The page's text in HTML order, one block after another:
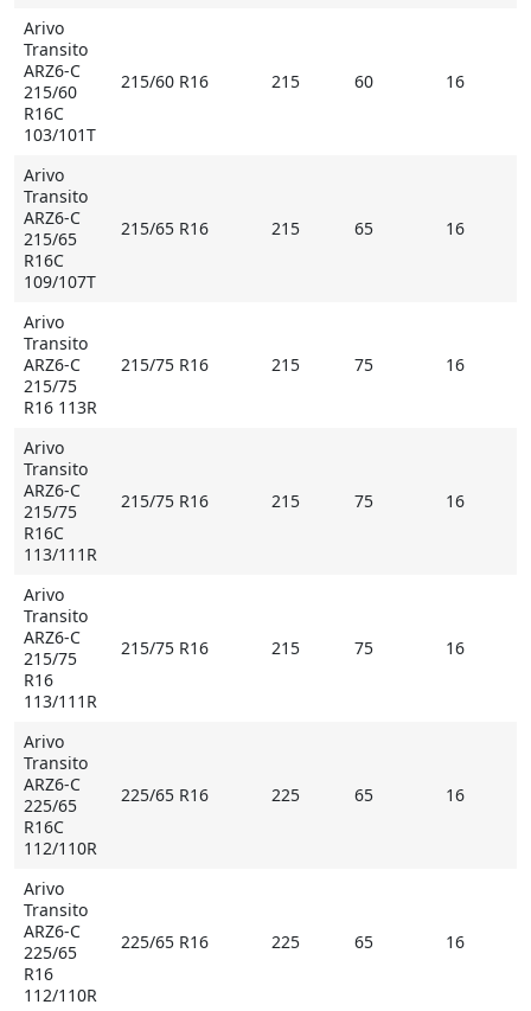
Arivo
Transito
ARZ6-C
215/60
R16C
103/101T
215/60 R16 215 60 16
Arivo
Transito
ARZ6-C
215/65
R16C
109/107T
215/65 R16 215 65 16
Arivo
Transito
ARZ6-C
215/75
R16 113R
215/75 R16 215 75 16
Arivo
Transito
ARZ6-C
215/75
R16C
113/111R
215/75 R16 215 75 16
Arivo
Transito
ARZ6-C
215/75
R16
113/111R
215/75 R16 215 75 16
Arivo
Transito
ARZ6-C
225/65
R16C
112/110R
225/65 R16 225 65 16
Arivo
Transito
ARZ6-C
225/65
R16
112/110R
225/65 R16 225 65 16